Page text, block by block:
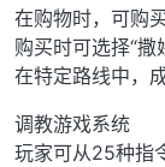
在购物时，可购
购买时可选择“撒
在特定路线中，
调教游戏系统
玩家可从25种指